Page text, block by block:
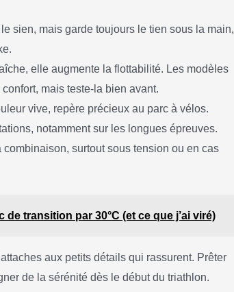
le sien, mais garde toujours le tien sous la main,
elle augmente la flottabilité. Les modèles
mais teste-la bien avant.
vive, repère précieux au parc à vélos.
notamment sur les longues épreuves.
combinaison, surtout sous tension ou en cas
transition par 30°C (et ce que j’ai viré)
aux petits détails qui rassurent. Prêter
de la sérénité dès le début du triathlon.